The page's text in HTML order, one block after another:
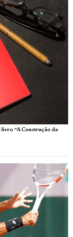
livro “A Construção da